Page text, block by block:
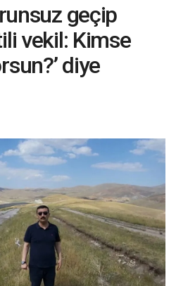
geçip
vekil: Kimse
diye